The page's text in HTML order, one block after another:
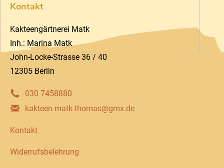
Kontakt
Kakteengärtnerei Matk
Inh.: Marina Matk
John-Locke-Strasse 36 / 40
12305 Berlin
030 7458880
kakteen-matk-thomas@gmx.de
Kontakt
Widerrufsbelehrung